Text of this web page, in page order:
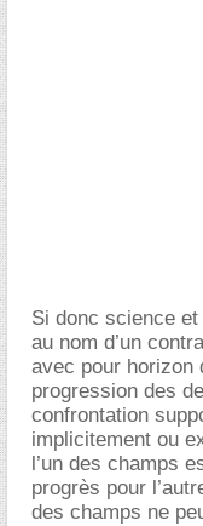
Si donc science
au nom d’un
avec pour
progression des
confrontation
implicitement ou
l’un des champs
progrès pour
des champs ne